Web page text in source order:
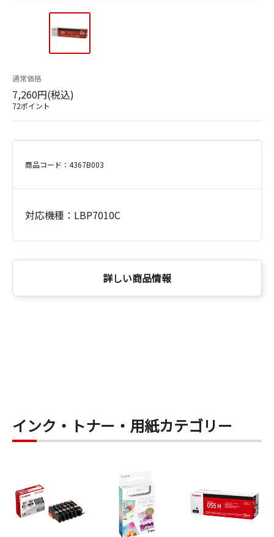
通常価格
7,260円(税込)
72ポイント
商品コード：4367B003
対応機種：LBP7010C
詳しい商品情報
インク・トナー・用紙カテゴリー